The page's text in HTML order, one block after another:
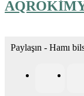
Paylaşın - Hamı